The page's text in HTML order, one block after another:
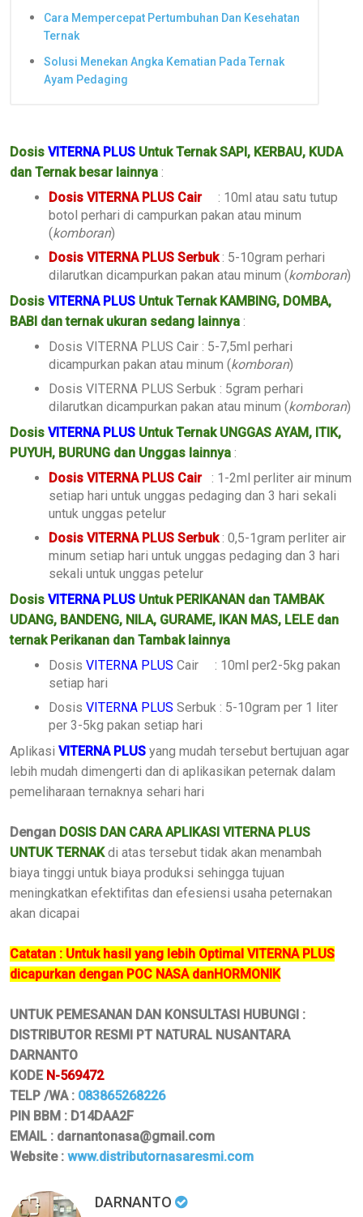
Cara Mempercepat Pertumbuhan Dan Kesehatan
Ternak
Solusi Menekan Angka Kematian Pada Ternak
Ayam Pedaging
Dosis VITERNA PLUS Untuk Ternak SAPI, KERBAU, KUDA
dan Ternak besar lainnya :
Dosis VITERNA PLUS Cair
: 10ml atau satu tutup
botol perhari di campurkan pakan atau minum
(komboran)
Dosis VITERNA PLUS Serbuk : 5-10gram perhari
dilarutkan dicampurkan pakan atau minum (komboran)
Dosis VITERNA PLUS Untuk Ternak KAMBING, DOMBA,
BABI dan ternak ukuran sedang lainnya :
Dosis VITERNA PLUS Cair : 5-7,5ml perhari
dicampurkan pakan atau minum (komboran)
Dosis VITERNA PLUS Serbuk : 5gram perhari
dilarutkan dicampurkan pakan atau minum (komboran)
Dosis VITERNA PLUS Untuk Ternak UNGGAS AYAM, ITIK,
PUYUH, BURUNG dan Unggas lainnya :
Dosis VITERNA PLUS Cair : 1-2ml perliter air minum
setiap hari untuk unggas pedaging dan 3 hari sekali
untuk unggas petelur
Dosis VITERNA PLUS Serbuk: 0,5-1gram perliter air
minum setiap hari untuk unggas pedaging dan 3 hari
sekali untuk unggas petelur
Dosis VITERNA PLUS Untuk PERIKANAN dan TAMBAK
UDANG, BANDENG, NILA, GURAME, IKAN MAS, LELE dan
ternak Perikanan dan Tambak lainnya
Dosis VITERNA PLUS Cair : 10ml per2-5kg pakan
setiap hari
Dosis VITERNA PLUS Serbuk : 5-10gram per 1 liter
per 3-5kg pakan setiap hari
Aplikasi VITERNA PLUS yang mudah tersebut bertujuan agar
lebih mudah dimengerti dan di aplikasikan peternak dalam
pemeliharaan ternaknya sehari hari
Dengan DOSIS DAN CARA APLIKASI VITERNA PLUS
UNTUK TERNAKdi atas tersebut tidak akan menambah
biaya tinggi untuk biaya produksi sehingga tujuan
meningkatkan efektifitas dan efesiensi usaha peternakan
akan dicapai
Catatan : Untuk hasil yang lebih Optimal VITERNA PLUS
dicapurkan dengan POC NASA danHORMONIK
UNTUK PEMESANAN DAN KONSULTASI HUBUNGI :
DISTRIBUTOR RESMI PT NATURAL NUSANTARA
DARNANTO
KODE N-569472
TELP /WA : 083865268226
PIN BBM : D14DAA2F
EMAIL : darnantonasa@gmail.com
Website : www.distributornasaresmi.com
DARNANTO